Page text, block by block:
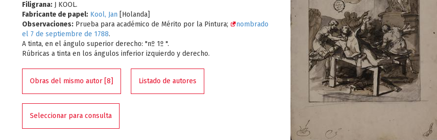
Filigrana: J KOOL.
Fabricante de papel: Kool, Jan [Holanda]
Observaciones: Prueba para académico de Mérito por la Pintura;
nombrado
el 7 de septiembre de 1788.
A tinta, en el ángulo superior derecho: "nº 1º ".
Rúbricas a tinta en los ángulos inferior izquierdo y derecho.
Obras del mismo autor [8] Listado de autores
Seleccionar para consulta